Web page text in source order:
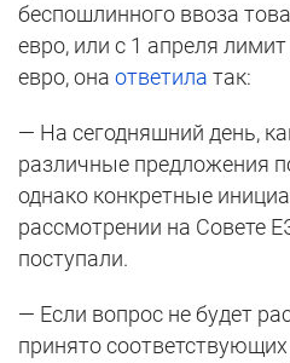
беспошлинного ввоза
евро, или с 1 апреля
евро, она ответила так:
— На сегодняшний день,
различные предложения
однако конкретные
рассмотрении на Совете
поступали.
— Если вопрос не будет
принято